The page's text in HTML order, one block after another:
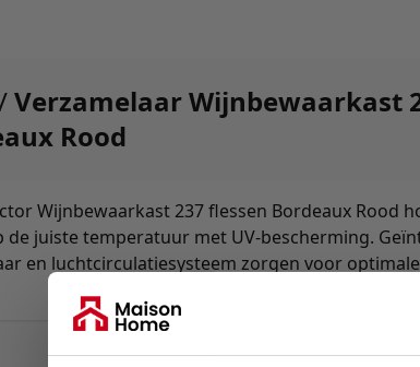
Verzamelaar Wijnbewaarkast
Rood
Wijnbewaarkast 237 flessen Bordeaux Rood
juiste temperatuur met UV-bescherming.
en luchtcirculatiesysteem zorgen voor